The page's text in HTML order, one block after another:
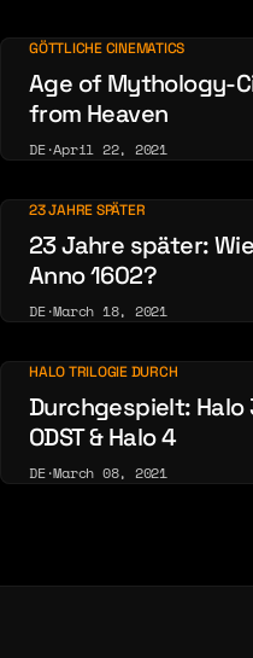
GÖTTLICHE CINEMATICS
Age of Mythology-
from Heaven
DE·April 22, 2021
23 JAHRE SPÄTER
23 Jahre später:
Anno 1602?
DE·March 18, 2021
HALO TRILOGIE DURCH
Durchgespielt: Halo
ODST & Halo 4
DE·March 08, 2021